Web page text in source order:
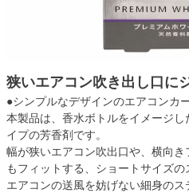
狭いエアコン吹き出し口に
●シンプルなデザインのエアコンカ
本製品は、香水ボトルをイメージ
イプの芳香剤です。
幅が狭いエアコン吹出口や、横向
もフィットする、ショートサイズの
エアコンの送風を妨げない細身の